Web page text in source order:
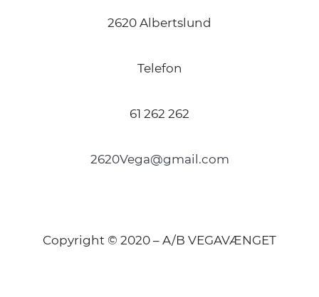
2620 Albertslund
Telefon
61 262 262
2620Vega@gmail.com
Copyright © 2020 – A/B VEGAVÆNGET